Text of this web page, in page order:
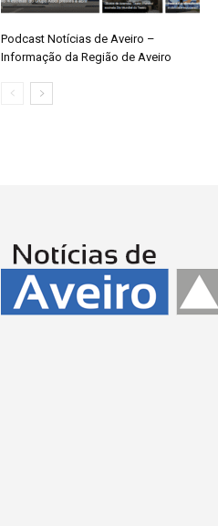
Podcast Notícias de Aveiro –
Informação da Região de Aveiro